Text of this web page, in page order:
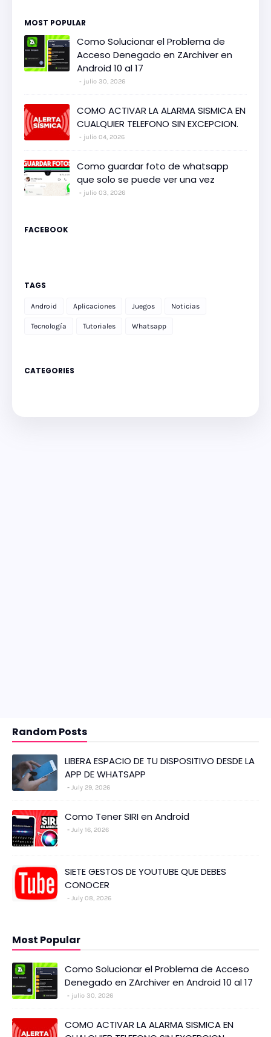
MOST POPULAR
Como Solucionar el Problema de
Acceso Denegado en ZArchiver en
Android 10 al 17
julio 30, 2026
COMO ACTIVAR LA ALARMA SISMICA EN
CUALQUIER TELEFONO SIN EXCEPCION.
julio 04, 2026
Como guardar foto de whatsapp
que solo se puede ver una vez
julio 03, 2026
FACEBOOK
TAGS
Android Aplicaciones Juegos Noticias
Tecnología Tutoriales Whatsapp
CATEGORIES
Random Posts
LIBERA ESPACIO DE TU DISPOSITIVO DESDE LA
APP DE WHATSAPP
July 29, 2026
Como Tener SIRI en Android
July 16, 2026
SIETE GESTOS DE YOUTUBE QUE DEBES
CONOCER
July 08, 2026
Most Popular
Como Solucionar el Problema de Acceso
Denegado en ZArchiver en Android 10 al 17
julio 30, 2026
COMO ACTIVAR LA ALARMA SISMICA EN